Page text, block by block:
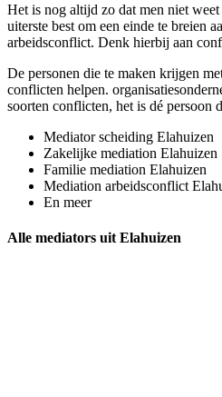
Het is nog altijd zo dat men niet
uiterste best om een einde te breien
arbeidsconflict. Denk hierbij aan
De personen die te maken krijgen
conflicten helpen.
soorten conflicten, het is dé persoon
Mediator scheiding Elahuizen
Zakelijke mediation Elahuizen
Familie mediation Elahuizen
Mediation arbeidsconflict
En meer
Alle mediators uit Elahuizen